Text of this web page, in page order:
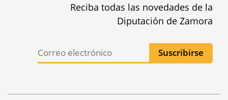
Reciba todas las novedades de la
Diputación de Zamora